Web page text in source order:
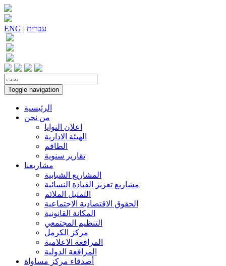
ENG | עִברִית
Toggle navigation
الرئيسية
من نحن
اعلان النوايا
الهيئة الادارية
الطاقم
تقارير سنوية
مشاريعنا
المشاريع الشبابية
مشاريع تعزيز القيادة النسائية
التمثيل الملائم
الحقوق الاقتصادية الاجتماعية
المكانة القانونية
التنظيم المجتمعي
مركز الكرمل
المرافعة الاعلامية
المرافعة الدولية
أصدقاء مركز مساواة